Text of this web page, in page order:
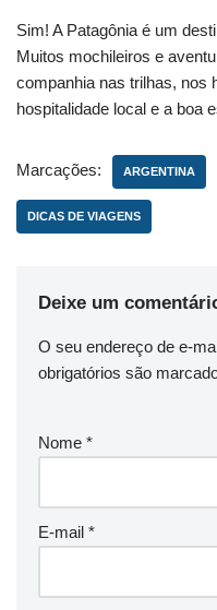
Sim! A Patagônia é um
Muitos mochileiros e
companhia nas trilhas, nos
hospitalidade local e a boa
Marcações: ARGENTINA
DICAS DE VIAGENS
Deixe um
O seu endereço de e-
obrigatórios são
Nome *
E-mail *